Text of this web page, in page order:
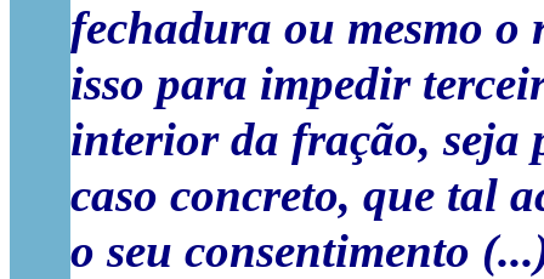
fechadura ou mesmo o
isso para impedir
interior da fração, seja
caso concreto, que tal
o seu consentimento